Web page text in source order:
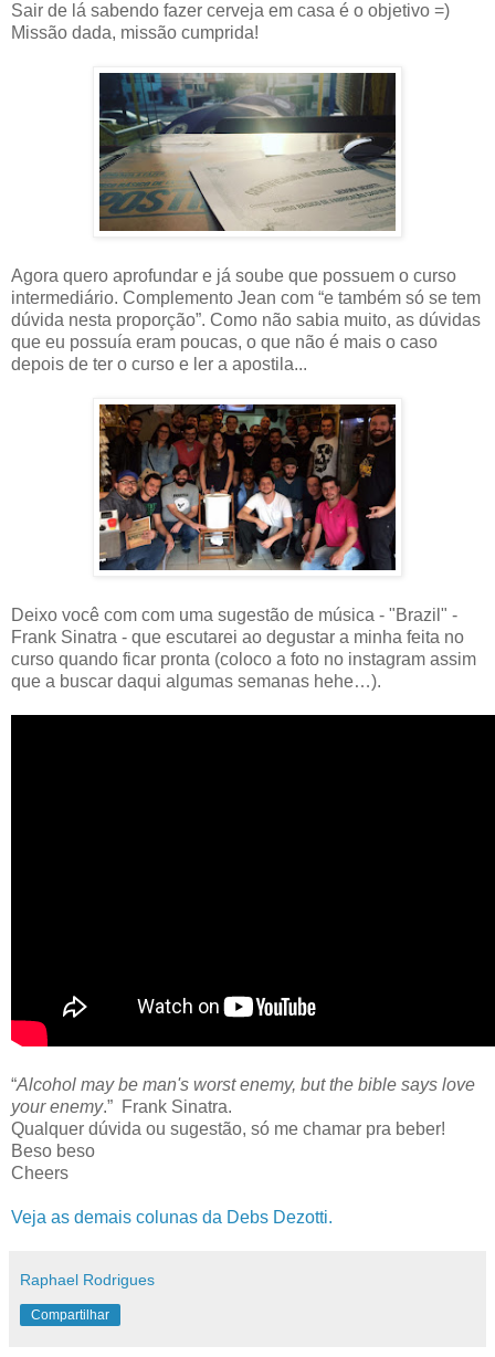
Sair de lá sabendo fazer cerveja em casa é o objetivo =)
Missão dada, missão cumprida!
Agora quero aprofundar e já soube que possuem o curso
intermediário. Complemento Jean com “e também só se tem
dúvida nesta proporção”. Como não sabia muito, as dúvidas
que eu possuía eram poucas, o que não é mais o caso
depois de ter o curso e ler a apostila...
Deixo você com com uma sugestão de música - "Brazil" -
Frank Sinatra - que escutarei ao degustar a minha feita no
curso quando ficar pronta (coloco a foto no instagram assim
que a buscar daqui algumas semanas hehe…).
“Alcohol may be man's worst enemy, but the bible says love
your enemy.” Frank Sinatra.
Qualquer dúvida ou sugestão, só me chamar pra beber!
Beso beso
Cheers
Veja as demais colunas da Debs Dezotti.
Raphael Rodrigues
Compartilhar